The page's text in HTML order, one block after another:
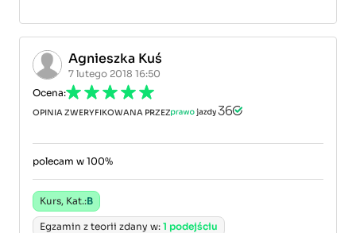
Agnieszka Kuś
7 lutego 2018 16:50
Ocena:
OPINIA ZWERYFIKOWANA PRZEZ
polecam w 100%
Kurs, Kat.:B
Egzamin z teorii zdany w: 1 podejściu